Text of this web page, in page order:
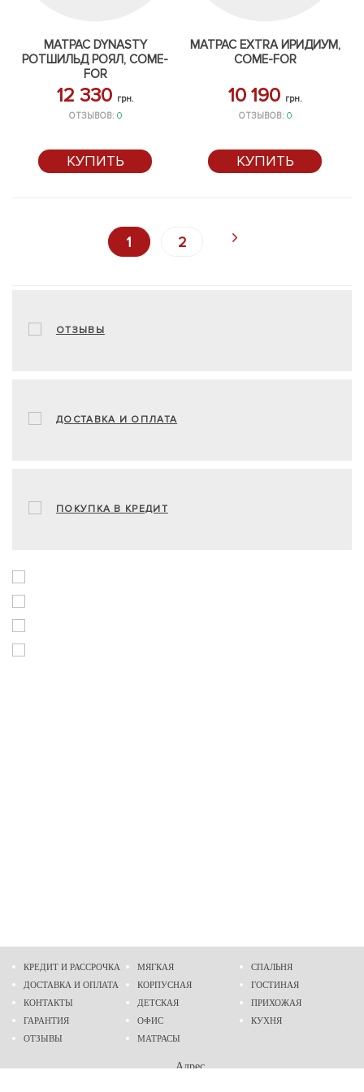
МАТРАС DYNASTY
РОТШИЛЬД РОЯЛ, COME-
FOR
12 330 грн.
ОТЗЫВОВ: 0
КУПИТЬ
МАТРАС EXTRA ИРИДИУМ,
COME-FOR
10 190 грн.
ОТЗЫВОВ: 0
КУПИТЬ
1 2
ОТЗЫВЫ
ДОСТАВКА И ОПЛАТА
ПОКУПКА В КРЕДИТ
КРЕДИТ И РАССРОЧКА
ДОСТАВКА И ОПЛАТА
КОНТАКТЫ
ГАРАНТИЯ
ОТЗЫВЫ
МЯГКАЯ
КОРПУСНАЯ
ДЕТСКАЯ
ОФИС
МАТРАСЫ
СПАЛЬНЯ
ГОСТИНАЯ
ПРИХОЖАЯ
КУХНЯ
Адрес